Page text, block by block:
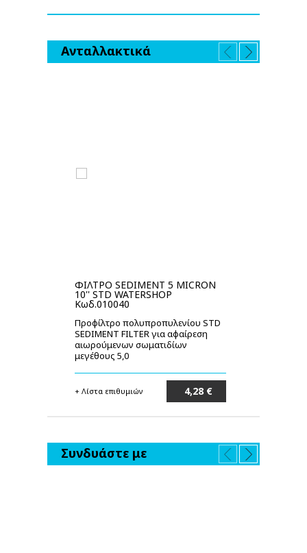
Ανταλλακτικά
ΦΙΛΤΡΟ SEDIMENT 5 MICRON
10'' STD WATERSHOP
Κωδ.010040
Προφίλτρο πολυπροπυλενίου STD
SEDIMENT FILTER για αφαίρεση
αιωρούμενων σωματιδίων
μεγέθους 5,0
+ Λίστα επιθυμιών 4,28 €
Συνδυάστε με